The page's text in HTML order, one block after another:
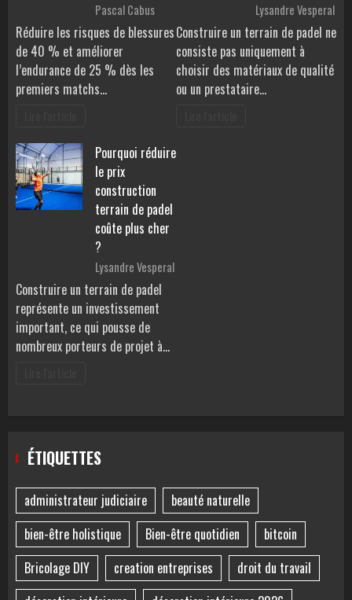
Pascal Cabus
Réduire les risques de blessures
de 40 % et améliorer
l’endurance de 25 % dès les
premiers matchs…
Lysandre Vesperal
Construire un terrain de padel ne
consiste pas uniquement à
choisir des matériaux de qualité
ou un prestataire…
Pourquoi réduire
le prix
construction
terrain de padel
coûte plus cher
?
Lysandre Vesperal
Construire un terrain de padel
représente un investissement
important, ce qui pousse de
nombreux porteurs de projet à…
ÉTIQUETTES
administrateur judiciaire
beauté naturelle
bien-être holistique
Bien-être quotidien
bitcoin
Bricolage DIY
creation entreprises
droit du travail